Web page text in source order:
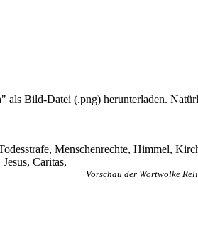
" als Bild-Datei (.png) herunterladen.
Menschenrechte, Himmel,
Caritas,
Vorschau der Wortwolke